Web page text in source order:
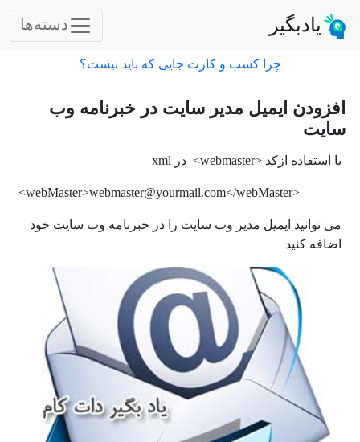
یادبگیر دسته‌ها
چرا کسب و کارت جایی که باید نیست؟
افزودن ایمیل مدیر سایت در خبرنامه وب
سایت
با استفاده ازکد <webmaster> در xml
<webMaster>webmaster@yourmail.com</webMaster>
می توانید ایمیل مدیر وب سایت را در خبرنامه وب سایت خود
اضافه کنید